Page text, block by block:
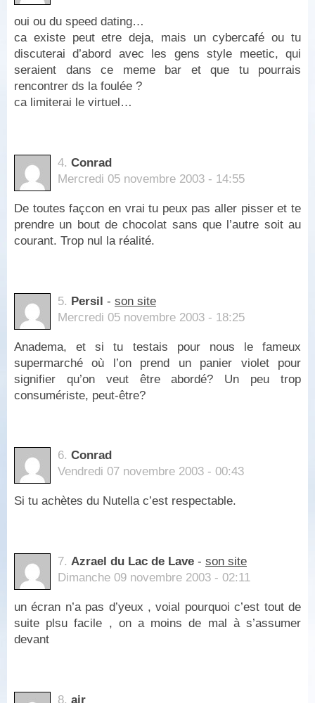
oui ou du speed dating…
ca existe peut etre deja, mais un cybercafé ou tu
discuterai d’abord avec les gens style meetic, qui
seraient dans ce meme bar et que tu pourrais
rencontrer ds la foulée ?
ca limiterai le virtuel…
4. Conrad
Mercredi 05 novembre 2003 - 14:55
De toutes façcon en vrai tu peux pas aller pisser et te
prendre un bout de chocolat sans que l’autre soit au
courant. Trop nul la réalité.
5. Persil - son site
Mercredi 05 novembre 2003 - 18:25
Anadema, et si tu testais pour nous le fameux
supermarché où l’on prend un panier violet pour
signifier qu’on veut être abordé? Un peu trop
consumériste, peut-être?
6. Conrad
Vendredi 07 novembre 2003 - 00:43
Si tu achètes du Nutella c’est respectable.
7. Azrael du Lac de Lave - son site
Dimanche 09 novembre 2003 - 02:11
un écran n’a pas d’yeux , voial pourquoi c’est tout de
suite plsu facile , on a moins de mal à s’assumer
devant
8. air